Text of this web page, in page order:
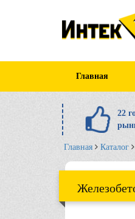
Главная
22
Главная Каталог